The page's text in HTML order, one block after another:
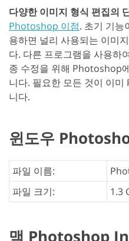
다양한 이미지 형식 편집의
Photoshop 이점. 초기 기능
용하면 널리 사용되는 이미
다. 다른 프로그램을 사용하
종 수정을 위해 Photoshop
니다. 필요한 모든 것이 이
니다.
윈도우
파일 이름:
파일 크기:
1.3
맥 Photoshop